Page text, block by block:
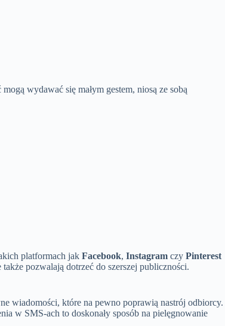
wydawać się małym gestem, niosą ze sobą
platformach jak Facebook, Instagram czy Pinterest
pozwalają dotrzeć do szerszej publiczności.
wiadomości, które na pewno poprawią nastrój odbiorcy.
w SMS-ach to doskonały sposób na pielęgnowanie